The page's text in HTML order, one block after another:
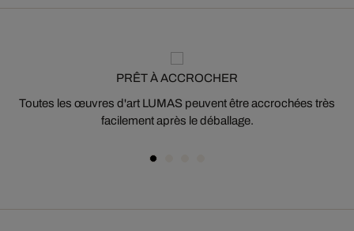
PRÊT À ACCROCHER
Toutes les œuvres d'art LUMAS peuvent être accrochées très
facilement après le déballage.